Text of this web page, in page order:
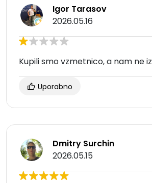
Igor Tarasov
2026.05.16
Kupili smo vzmetnico, a nam ne
Uporabno
Dmitry Surchin
2026.05.15